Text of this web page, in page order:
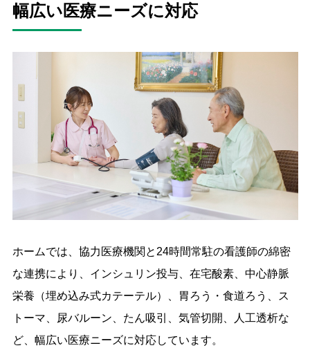
幅広い医療ニーズに対応
ホームでは、協力医療機関と24時間常駐の看護師の綿密
な連携により、インシュリン投与、在宅酸素、中心静脈
栄養（埋め込み式カテーテル）、胃ろう・食道ろう、ス
トーマ、尿バルーン、たん吸引、気管切開、人工透析な
ど、幅広い医療ニーズに対応しています。